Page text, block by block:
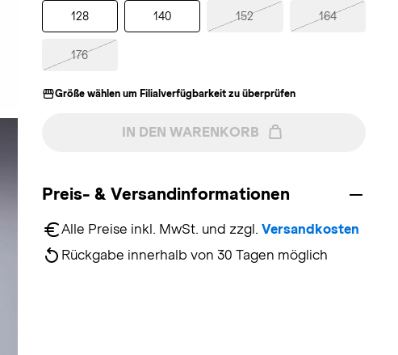
128 140 152 164
176
Größe wählen um Filialverfügbarkeit zu überprüfen
IN DEN WARENKORB
Preis- & Versandinformationen
Alle Preise inkl. MwSt. und zzgl. Versandkosten
Rückgabe innerhalb von 30 Tagen möglich